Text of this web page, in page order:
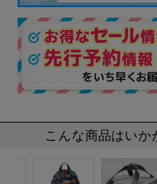
こんな商品はいか